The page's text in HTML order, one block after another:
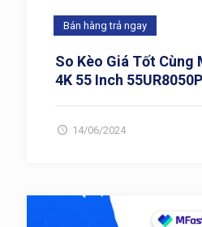
Bán hàng trả ngay
So Kèo Giá Tốt Cùng
4K 55 Inch
14/06/2024